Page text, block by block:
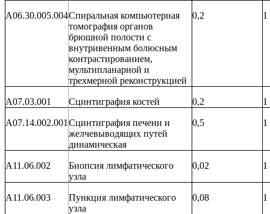
A06.30.005.004Спиральная компьютерная
томография органов
брюшной полости с
внутривенным болюсным
контрастированием,
мультипланарной и
трехмерной реконструкцией
0,2 1
A07.03.001 Сцинтиграфия костей 0,2 1
A07.14.002.001 Сцинтиграфия печени и
желчевыводящих путей
динамическая
0,5 1
A11.06.002
Биопсия лимфатического
узла
0,02 1
A11.06.003 Пункция лимфатического
узла
0,08 1